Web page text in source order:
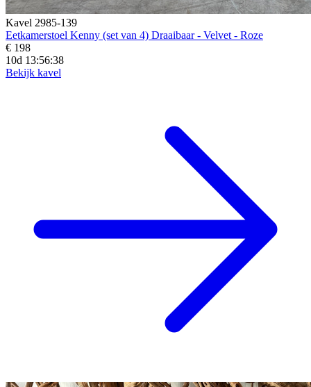
Kavel 2985-139
Eetkamerstoel Kenny (set van 4) Draaibaar - Velvet - Roze
€ 198
10d 13:56:36
Bekijk kavel